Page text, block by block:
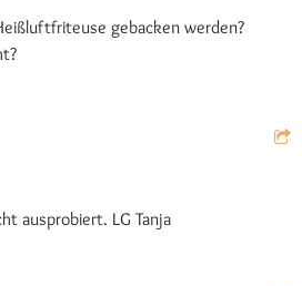
gebacken werden?
ausprobiert. LG Tanja